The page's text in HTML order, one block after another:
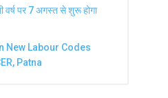
पर 7 अगस्त से शुरू होगा
New Labour Codes
Patna